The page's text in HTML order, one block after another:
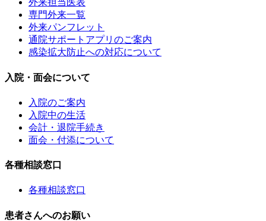
外来担当医表
専門外来一覧
外来パンフレット
通院サポートアプリのご案内
感染拡大防止への対応について
入院・面会について
入院のご案内
入院中の生活
会計・退院手続き
面会・付添について
各種相談窓口
各種相談窓口
患者さんへのお願い